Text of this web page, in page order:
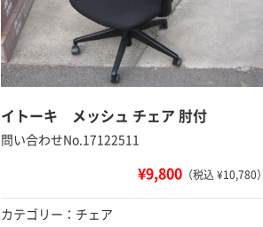
イトーキ メッシュ チェア 肘付
問い合わせNo.17122511
¥9,800 （税込 ¥10,780）
カテゴリー：チェア